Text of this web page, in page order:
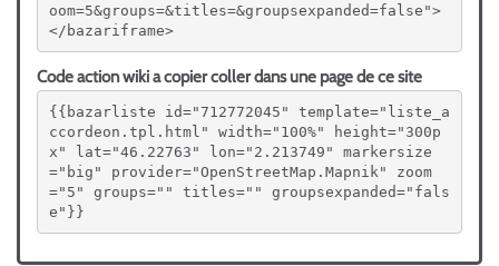
oom=5&groups=&titles=&groupsexpanded=false">
</bazariframe>
Code action wiki a copier coller dans une page de ce site
{{bazarliste id="712772045" template="liste_a
ccordeon.tpl.html" width="100%" height="300p
x" lat="46.22763" lon="2.213749" markersize
="big" provider="OpenStreetMap.Mapnik" zoom
="5" groups="" titles="" groupsexpanded="fals
e"}}